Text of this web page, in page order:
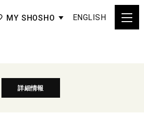
MY SHOSHO ENGLISH
詳細情報